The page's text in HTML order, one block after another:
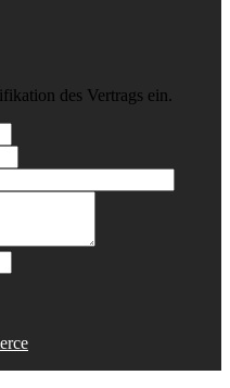
des Vertrags ein.